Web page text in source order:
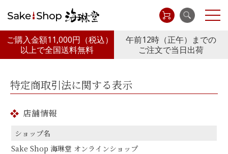
ご購入金額11,000円 （税込）
以上で全国送料無料
午前12時（正午）までの
ご注文で当日出荷
特定商取引法に関する表示
店舗情報
ショップ名
Sake Shop 海琳堂 オンラインショップ